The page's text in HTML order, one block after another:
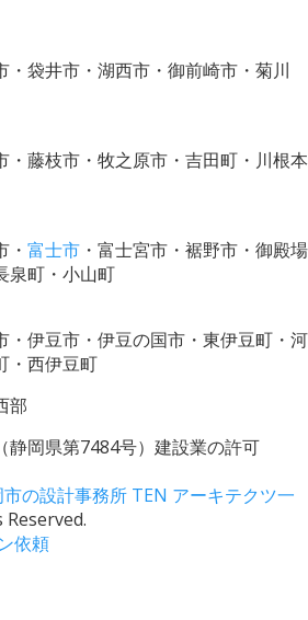
・袋井市・湖西市・御前崎市・菊川
・藤枝市・牧之原市・吉田町・川根本
・ 富士市 ・富士宮市・裾野市・御殿場
泉町・小山町
・伊豆市・伊豆の国市・東伊豆町・河
・西伊豆町
部
静岡県第7484号）建設業の許可
の設計事務所 TEN アーキテクツ一
依頼